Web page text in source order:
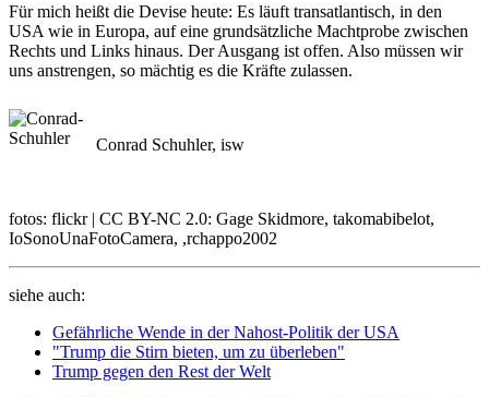
Für mich heißt die Devise heute: Es läuft transatlantisch, in den
USA wie in Europa, auf eine grundsätzliche Machtprobe zwischen
Rechts und Links hinaus. Der Ausgang ist offen. Also müssen wir
uns anstrengen, so mächtig es die Kräfte zulassen.
Conrad Schuhler, isw
fotos: flickr | CC BY-NC 2.0: Gage Skidmore, takomabibelot,
IoSonoUnaFotoCamera, ,rchappo2002
siehe auch:
Gefährliche Wende in der Nahost-Politik der USA
"Trump die Stirn bieten, um zu überleben"
Trump gegen den Rest der Welt